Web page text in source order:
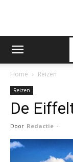
Home Reizen
Reizen
De
Door Redactie -